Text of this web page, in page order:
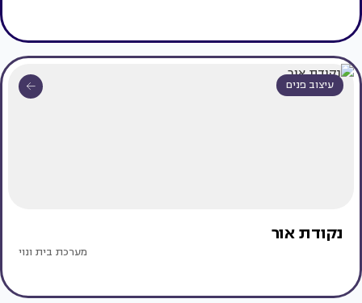
עיצוב פנים
נקודת אור
מערכת בית ונוי